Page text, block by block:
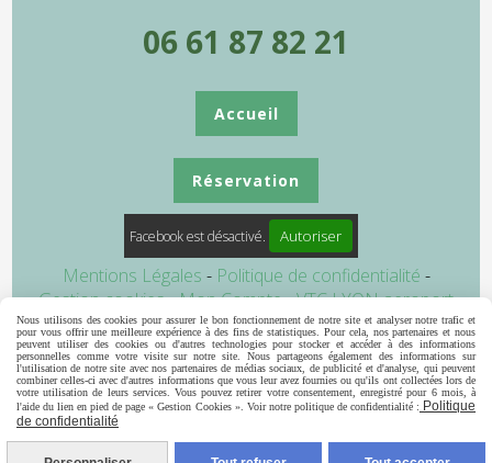
06 61 87 82 21
Accueil
Réservation
Facebook est désactivé. Autoriser
Mentions Légales
Politique de confidentialité
Gestion cookies Mon Compte VTC LYON aeroport
transfert aeroport lyon navette aeroport lyon Taxi
Ambulance Annuaire vtc
Nous utilisons des cookies pour assurer le bon fonctionnement de notre site et analyser notre trafic et
pour vous offrir une meilleure expérience à des fins de statistiques. Pour cela, nos partenaires et nous
peuvent utiliser des cookies ou d'autres technologies pour stocker et accéder à des informations
personnelles comme votre visite sur notre site. Nous partageons également des informations sur
l'utilisation de notre site avec nos partenaires de médias sociaux, de publicité et d'analyse, qui peuvent
combiner celles-ci avec d'autres informations que vous leur avez fournies ou qu'ils ont collectées lors de
votre utilisation de leurs services. Vous pouvez retirer votre consentement, enregistré pour 6 mois, à
l'aide du lien en pied de page « Gestion Cookies ». Voir notre politique de confidentialité : Politique
de confidentialité